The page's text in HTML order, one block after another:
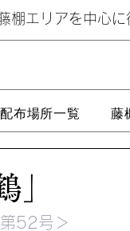
棚エリアを中心
配布場所一覧 藤
52号＞